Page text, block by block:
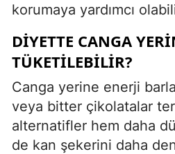
korumaya yardımcı
DIYETTE CANGA
TÜKETILEBILIR?
Canga yerine enerji
veya bitter çikolatalar
alternatifler hem daha
de kan şekerini daha